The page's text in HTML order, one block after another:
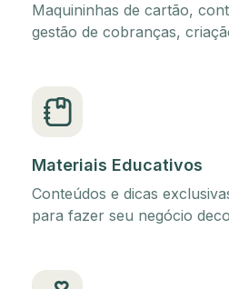
Maquininhas de cartão,
gestão de cobranças,
Materiais Educativos
Conteúdos e dicas
para fazer seu negócio